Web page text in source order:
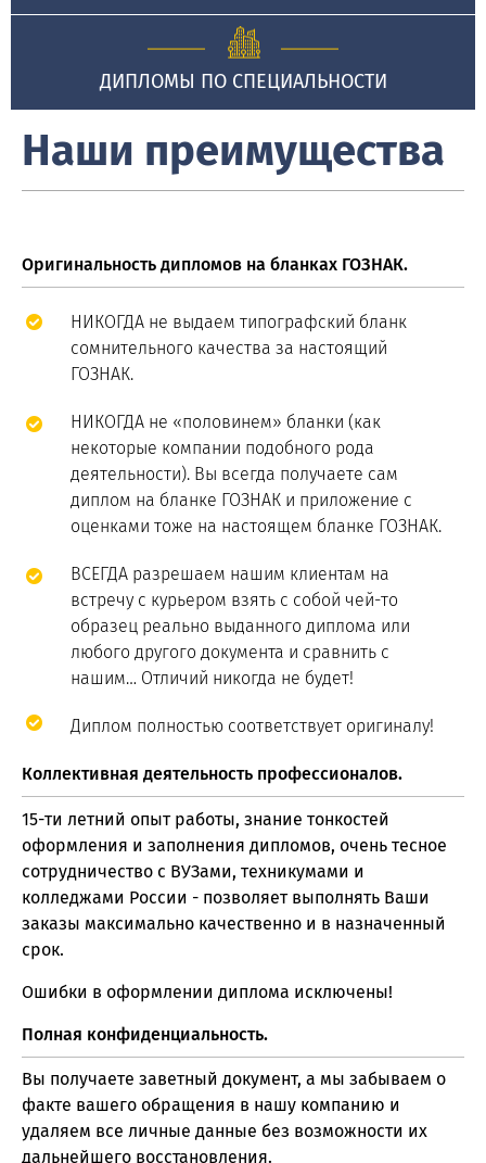
ДИПЛОМЫ ПО СПЕЦИАЛЬНОСТИ
Наши преимущества
Оригинальность дипломов на бланках ГОЗНАК.
НИКОГДА не выдаем типографский бланк
сомнительного качества за настоящий
ГОЗНАК.
НИКОГДА не «половинем» бланки (как
некоторые компании подобного рода
деятельности). Вы всегда получаете сам
диплом на бланке ГОЗНАК и приложение с
оценками тоже на настоящем бланке ГОЗНАК.
ВСЕГДА разрешаем нашим клиентам на
встречу с курьером взять с собой чей-то
образец реально выданного диплома или
любого другого документа и сравнить с
нашим… Отличий никогда не будет!
Диплом полностью соответствует оригиналу!
Коллективная деятельность профессионалов.
15-ти летний опыт работы, знание тонкостей
оформления и заполнения дипломов, очень тесное
сотрудничество с ВУЗами, техникумами и
колледжами России - позволяет выполнять Ваши
заказы максимально качественно и в назначенный
срок.
Ошибки в оформлении диплома исключены!
Полная конфиденциальность.
Вы получаете заветный документ, а мы забываем о
факте вашего обращения в нашу компанию и
удаляем все личные данные без возможности их
дальнейшего восстановления.